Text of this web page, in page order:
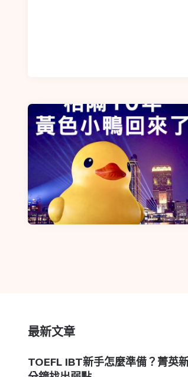
最新文章
TOEFL IBT新手怎麼準備？菁英